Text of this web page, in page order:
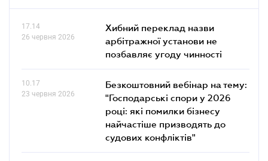
17.14
26 червня 2026
Хибний переклад назви
арбітражної установи не
позбавляє угоду чинності
10.17
23 червня 2026
Безкоштовний вебінар на тему:
"Господарські спори у 2026
році: які помилки бізнесу
найчастіше призводять до
судових конфліктів"